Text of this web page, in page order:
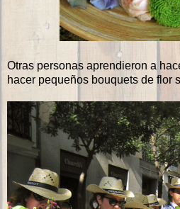
Otras personas aprendieron a
hacer pequeños bouquets de flor